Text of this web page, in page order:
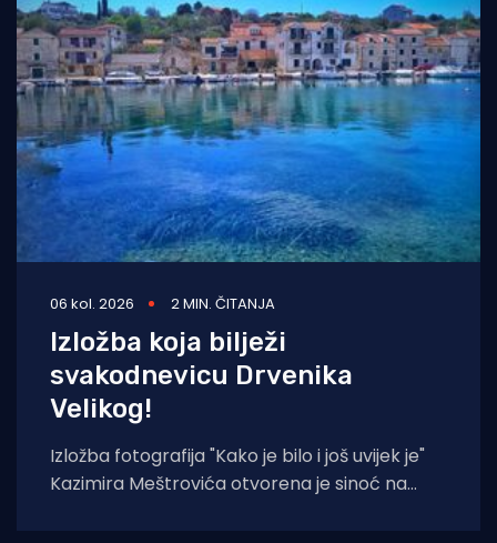
06 kol. 2026 2 MIN. ČITANJA
Izložba koja bilježi
svakodnevicu Drvenika
Velikog!
Izložba fotografija "Kako je bilo i još uvijek je"
Kazimira Meštrovića otvorena je sinoć na